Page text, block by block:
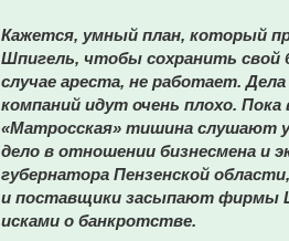
Кажется, умный план, который
Шпигель, чтобы сохранить свой
случае ареста, не работает. Дела
компаний идут очень плохо.
«Матросская» тишина слушают
дело в отношении бизнесмена и
губернатора Пензенской
и поставщики засыпают фирмы
исками о банкротстве.